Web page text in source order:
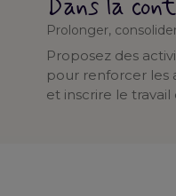
Dans la
Prolonger,
Proposez des
pour renforcer les
et inscrire le travail